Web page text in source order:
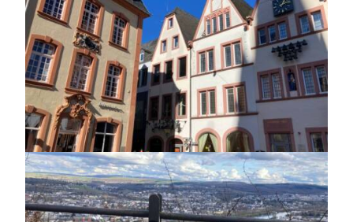
3.jpg
https://jedu.fi/wp-
content/uploads/2026/02/Trier-
4.jpg